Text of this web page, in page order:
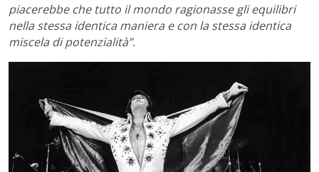
piacerebbe che tutto il mondo ragionasse gli equilibri
nella stessa identica maniera e con la stessa identica
miscela di potenzialità”.